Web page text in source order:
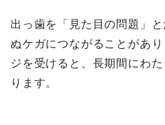
出っ歯を「見た目の問題」
ぬケガにつながることがあ
ジを受けると、長期間にわ
ります。